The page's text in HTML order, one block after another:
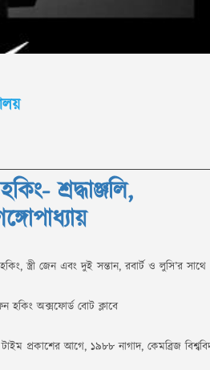
শ্রদ্ধাঞ্জলি,
স্ত্রী জেন এবং দুই সন্তান, রবার্ট ও লুসি’র সাথে
হকিং অক্সফোর্ড বোট ক্লাবে
টাইম প্রকাশের আগে, ১৯৮৮ নাগাদ, কেমব্রিজ